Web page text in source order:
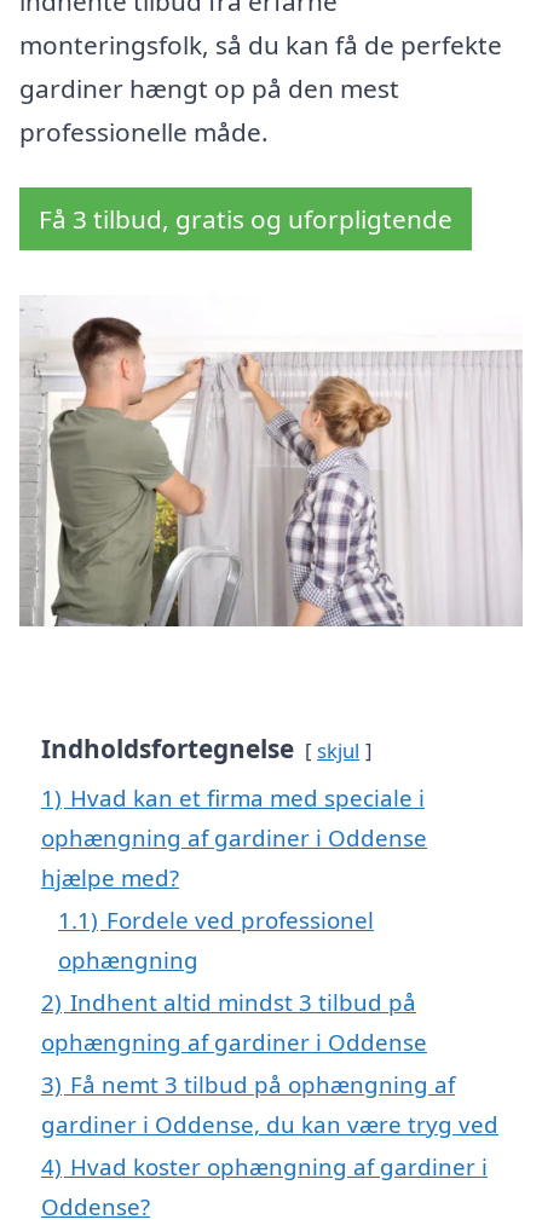
monteringsfolk, så du kan få de perfekte
gardiner hængt op på den mest
professionelle måde.
Få 3 tilbud, gratis og uforpligtende
Indholdsfortegnelse skjul
1) Hvad kan et firma med speciale i
ophængning af gardiner i Oddense
hjælpe med?
1.1) Fordele ved professionel
ophængning
2) Indhent altid mindst 3 tilbud på
ophængning af gardiner i Oddense
3) Få nemt 3 tilbud på ophængning af
gardiner i Oddense, du kan være tryg ved
4) Hvad koster ophængning af gardiner i
Oddense?